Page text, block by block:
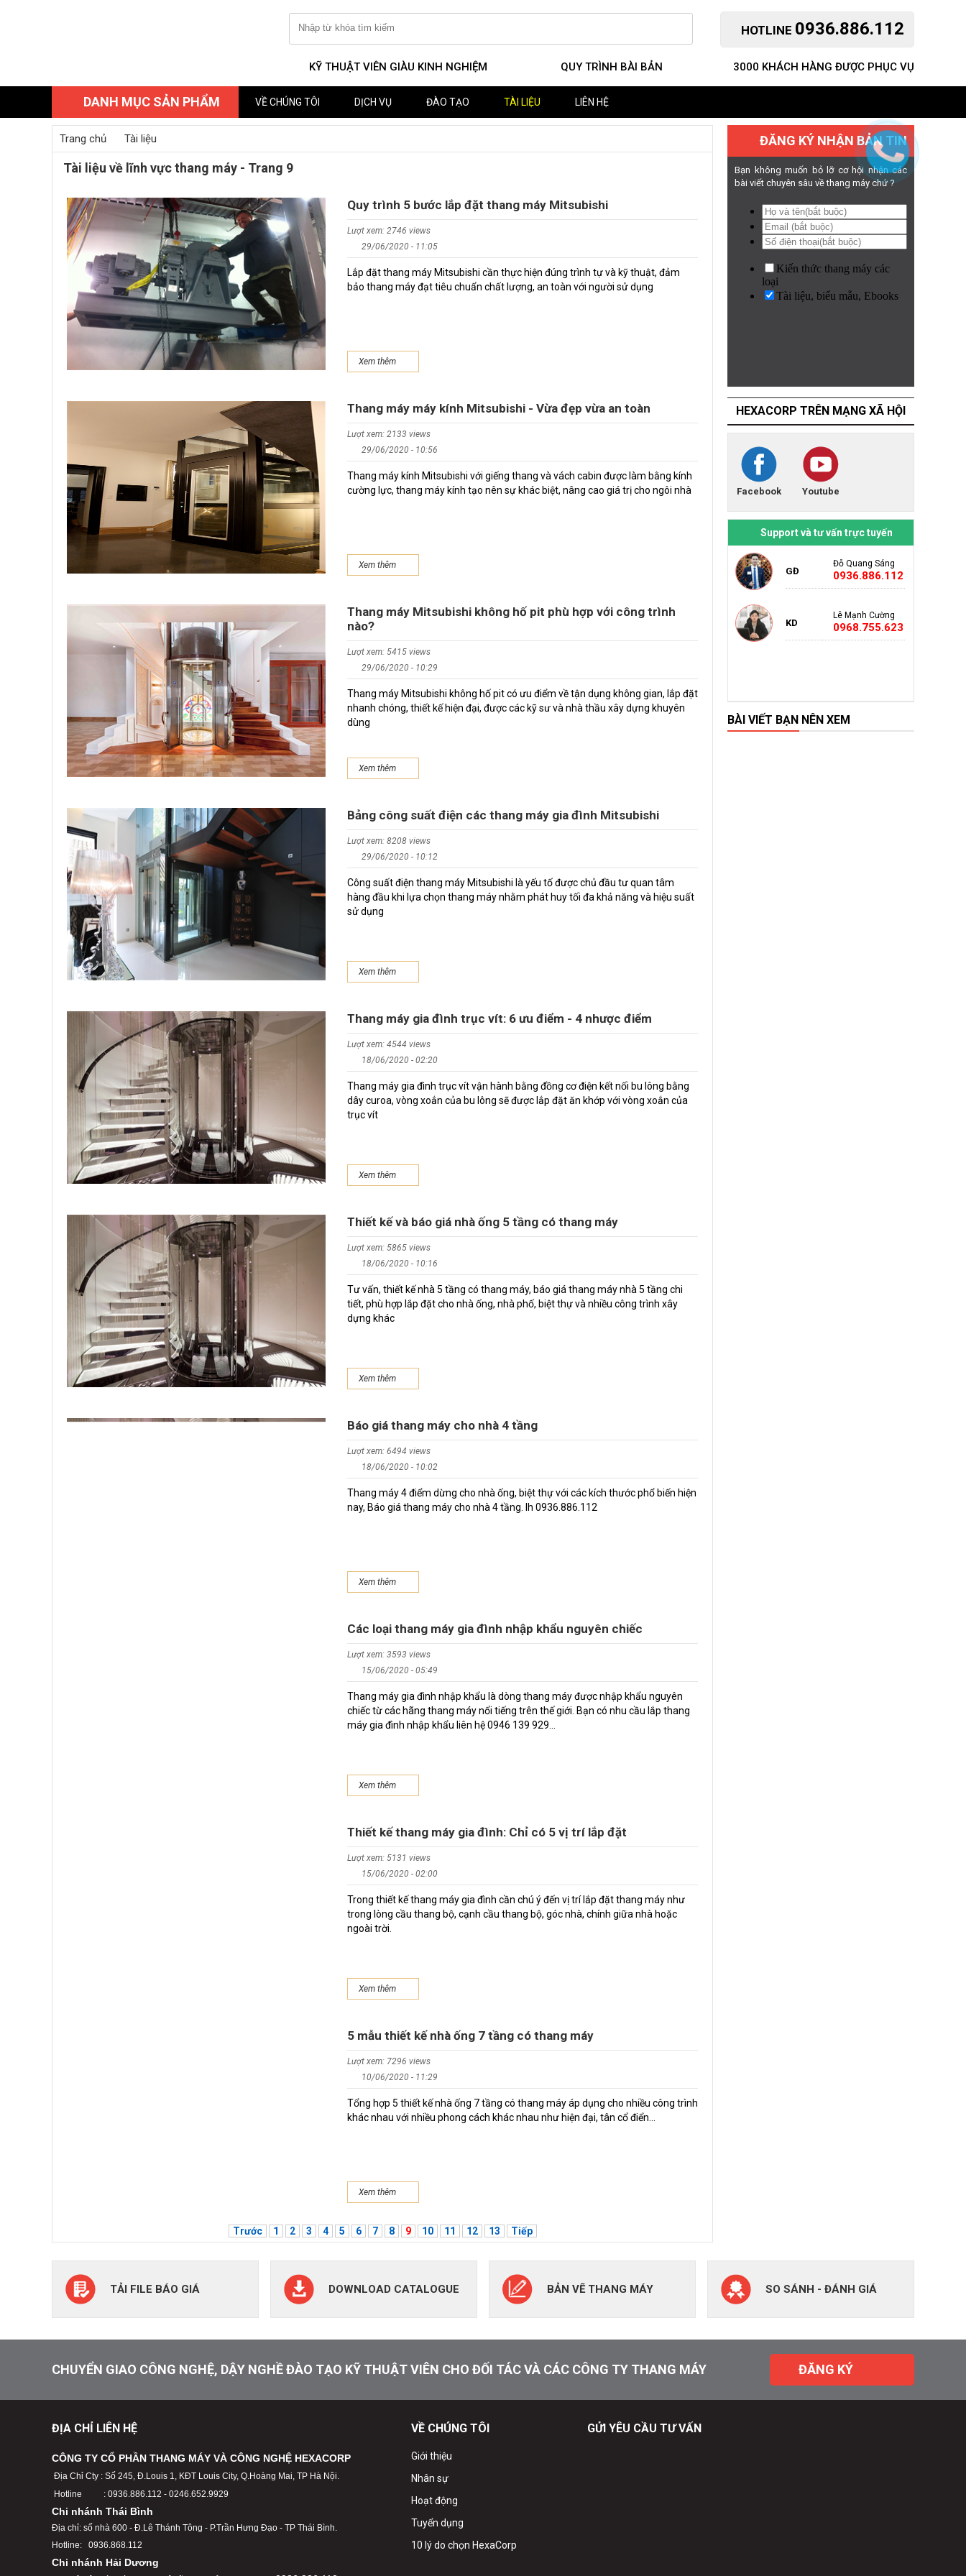
HOTLINE 0936.886.112
KỸ THUẬT VIÊN GIÀU KINH NGHIỆM QUY TRÌNH BÀI BẢN 3000 KHÁCH HÀNG ĐƯỢC PHỤC VỤ
DANH MỤC SẢN PHẨM VỀ CHÚNG TÔI DỊCH VỤ ĐÀO TẠO TÀI LIỆU LIÊN HỆ
ĐĂNG KÝ NHẬN BẢN TIN
Bạn không muốn bỏ lỡ cơ hội nhận các
bài viết chuyên sâu về thang máy chứ ?
HEXACORP TRÊN MẠNG XÃ HỘI
Facebook Youtube
Support và tư vấn trực tuyến
GĐ
Đỗ Quang Sáng
0936.886.112
KD
Lê Mạnh Cường
0968.755.623
BÀI VIẾT BẠN NÊN XEM
Trang chủ Tài liệu
Tài liệu về lĩnh vực thang máy - Trang 9
Xem thêm
Quy trình 5 bước lắp đặt thang máy Mitsubishi
Lượt xem: 2746 views
29/06/2020 - 11:05
Lắp đặt thang máy Mitsubishi cần thực hiện đúng trình tự và kỹ thuật, đảm
bảo thang máy đạt tiêu chuẩn chất lượng, an toàn với người sử dụng
Xem thêm
Thang máy máy kính Mitsubishi - Vừa đẹp vừa an toàn
Lượt xem: 2133 views
29/06/2020 - 10:56
Thang máy kính Mitsubishi với giếng thang và vách cabin được làm bằng kính
cường lực, thang máy kính tạo nên sự khác biệt, nâng cao giá trị cho ngôi nhà
Xem thêm
Thang máy Mitsubishi không hố pit phù hợp với công trình
nào?
Lượt xem: 5415 views
29/06/2020 - 10:29
Thang máy Mitsubishi không hố pit có ưu điểm về tận dụng không gian, lắp đặt
nhanh chóng, thiết kế hiện đại, được các kỹ sư và nhà thầu xây dựng khuyên
dùng
Xem thêm
Bảng công suất điện các thang máy gia đình Mitsubishi
Lượt xem: 8208 views
29/06/2020 - 10:12
Công suất điện thang máy Mitsubishi là yếu tố được chủ đầu tư quan tâm
hàng đầu khi lựa chọn thang máy nhằm phát huy tối đa khả năng và hiệu suất
sử dụng
Xem thêm
Thang máy gia đình trục vít: 6 ưu điểm - 4 nhược điểm
Lượt xem: 4544 views
18/06/2020 - 02:20
Thang máy gia đình trục vít vận hành bằng đồng cơ điện kết nối bu lông bằng
dây curoa, vòng xoắn của bu lông sẽ được lắp đặt ăn khớp với vòng xoắn của
trục vít
Xem thêm
Thiết kế và báo giá nhà ống 5 tầng có thang máy
Lượt xem: 5865 views
18/06/2020 - 10:16
Tư vấn, thiết kế nhà 5 tầng có thang máy, báo giá thang máy nhà 5 tầng chi
tiết, phù hợp lắp đặt cho nhà ống, nhà phố, biệt thự và nhiều công trình xây
dựng khác
Xem thêm
Báo giá thang máy cho nhà 4 tầng
Lượt xem: 6494 views
18/06/2020 - 10:02
Thang máy 4 điểm dừng cho nhà ống, biệt thự với các kích thước phổ biến hiện
nay, Báo giá thang máy cho nhà 4 tầng. lh 0936.886.112
Xem thêm
Các loại thang máy gia đình nhập khẩu nguyên chiếc
Lượt xem: 3593 views
15/06/2020 - 05:49
Thang máy gia đình nhập khẩu là dòng thang máy được nhập khẩu nguyên
chiếc từ các hãng thang máy nổi tiếng trên thế giới. Bạn có nhu cầu lắp thang
máy gia đình nhập khẩu liên hệ 0946 139 929...
Xem thêm
Thiết kế thang máy gia đình: Chỉ có 5 vị trí lắp đặt
Lượt xem: 5131 views
15/06/2020 - 02:00
Trong thiết kế thang máy gia đình cần chú ý đến vị trí lắp đặt thang máy như
trong lòng cầu thang bộ, cạnh cầu thang bộ, góc nhà, chính giữa nhà hoặc
ngoài trời.
Xem thêm
5 mẫu thiết kế nhà ống 7 tầng có thang máy
Lượt xem: 7296 views
10/06/2020 - 11:29
Tổng hợp 5 thiết kế nhà ống 7 tầng có thang máy áp dụng cho nhiều công trình
khác nhau với nhiều phong cách khác nhau như hiện đại, tân cổ điển...
Trước 1 2 3 4 5 6 7 8 9 10 11 12 13 Tiếp
TẢI FILE BÁO GIÁ DOWNLOAD CATALOGUE BẢN VẼ THANG MÁY SO SÁNH - ĐÁNH GIÁ
ĐĂNG KÝ
CHUYỂN GIAO CÔNG NGHỆ, DẬY NGHỀ ĐÀO TẠO KỸ THUẬT VIÊN CHO ĐỐI TÁC VÀ CÁC CÔNG TY THANG MÁY
ĐỊA CHỈ LIÊN HỆ
CÔNG TY CỔ PHẦN THANG MÁY VÀ CÔNG NGHỆ HEXACORP
Địa Chỉ Cty : Số 245, Đ.Louis 1, KĐT Louis City, Q.Hoàng Mai, TP Hà Nội.
Hotline : 0936.886.112 - 0246.652.9929
Chi nhánh Thái Bình
Địa chỉ: số nhà 600 - Đ.Lê Thánh Tông - P.Trần Hưng Đạo - TP Thái Bình.
Hotline: 0936.868.112
Chi nhánh Hải Dương
VỀ CHÚNG TÔI
Giới thiệu
Nhân sự
Hoạt động
Tuyển dụng
10 lý do chọn HexaCorp
GỬI YÊU CẦU TƯ VẤN